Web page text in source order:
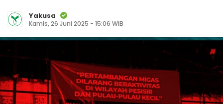
Yakusa
Kamis, 26 Juni 2025 - 15:06 WIB